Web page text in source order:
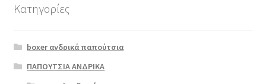
προϊόν
έχει
πολλαπλές
Κατηγορίες
boxer ανδρικά παπούτσια
ΠΑΠΟΥΤΣΙΑ ΑΝΔΡΙΚΑ